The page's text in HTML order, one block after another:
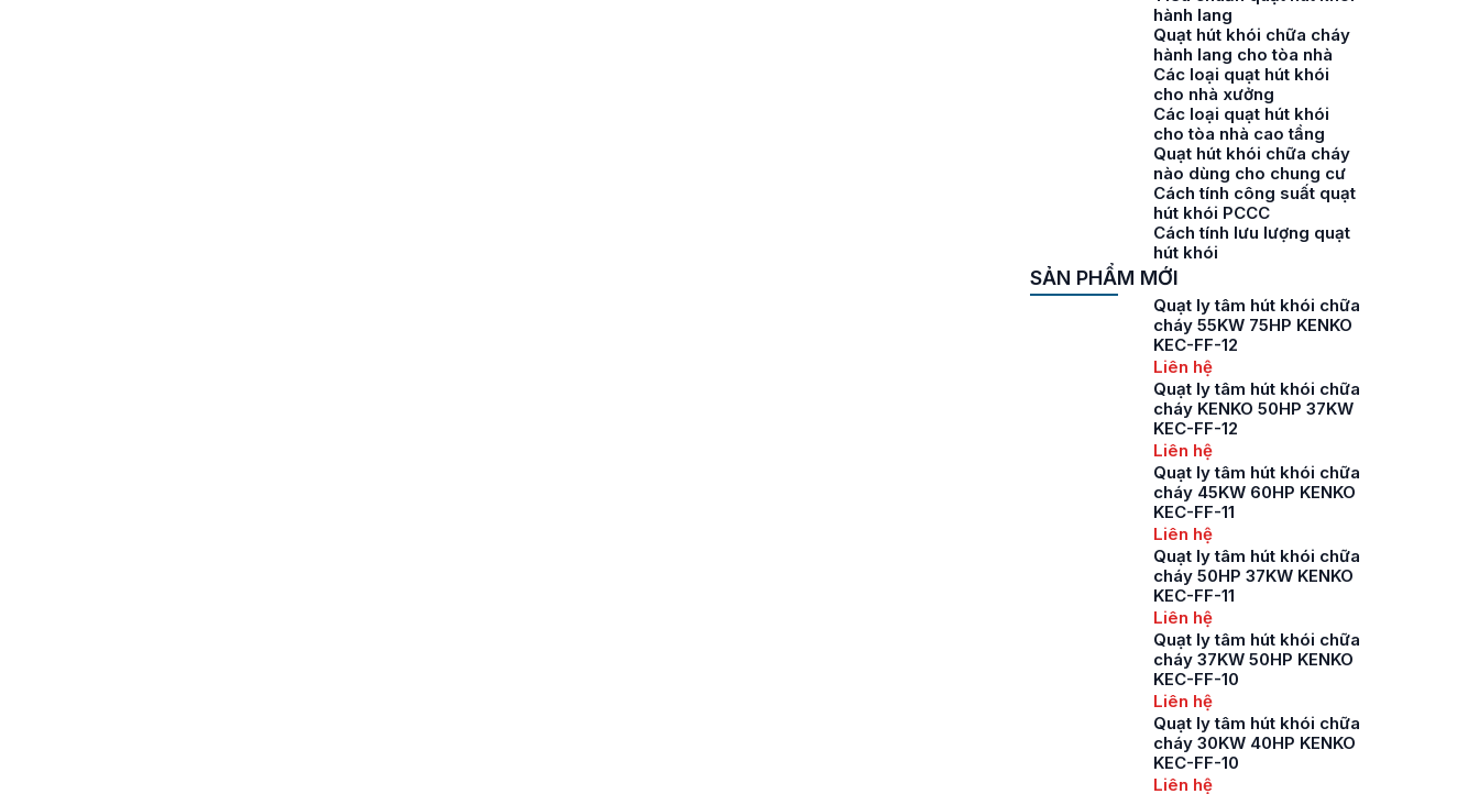
hành lang
Quạt hút khói chữa cháy
hành lang cho tòa nhà
Các loại quạt hút khói
cho nhà xưởng
Các loại quạt hút khói
cho tòa nhà cao tầng
Quạt hút khói chữa cháy
nào dùng cho chung cư
Cách tính công suất quạt
hút khói PCCC
Cách tính lưu lượng quạt
hút khói
SẢN PHẨM MỚI
Quạt ly tâm hút khói chữa
cháy 55KW 75HP KENKO
KEC-FF-12
Liên hệ
Quạt ly tâm hút khói chữa
cháy KENKO 50HP 37KW
KEC-FF-12
Liên hệ
Quạt ly tâm hút khói chữa
cháy 45KW 60HP KENKO
KEC-FF-11
Liên hệ
Quạt ly tâm hút khói chữa
cháy 50HP 37KW KENKO
KEC-FF-11
Liên hệ
Quạt ly tâm hút khói chữa
cháy 37KW 50HP KENKO
KEC-FF-10
Liên hệ
Quạt ly tâm hút khói chữa
cháy 30KW 40HP KENKO
KEC-FF-10
Liên hệ